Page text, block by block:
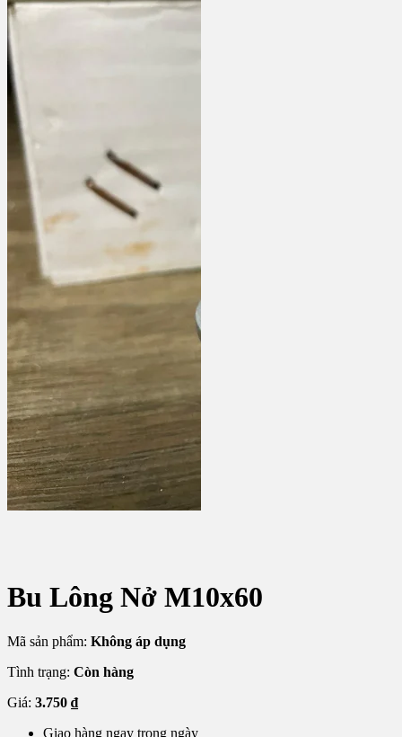
Bu Lông Nở M10x60
Mã sản phẩm: Không áp dụng
Tình trạng: Còn hàng
Giá: 3.750 ₫
Giao hàng ngay trong ngày